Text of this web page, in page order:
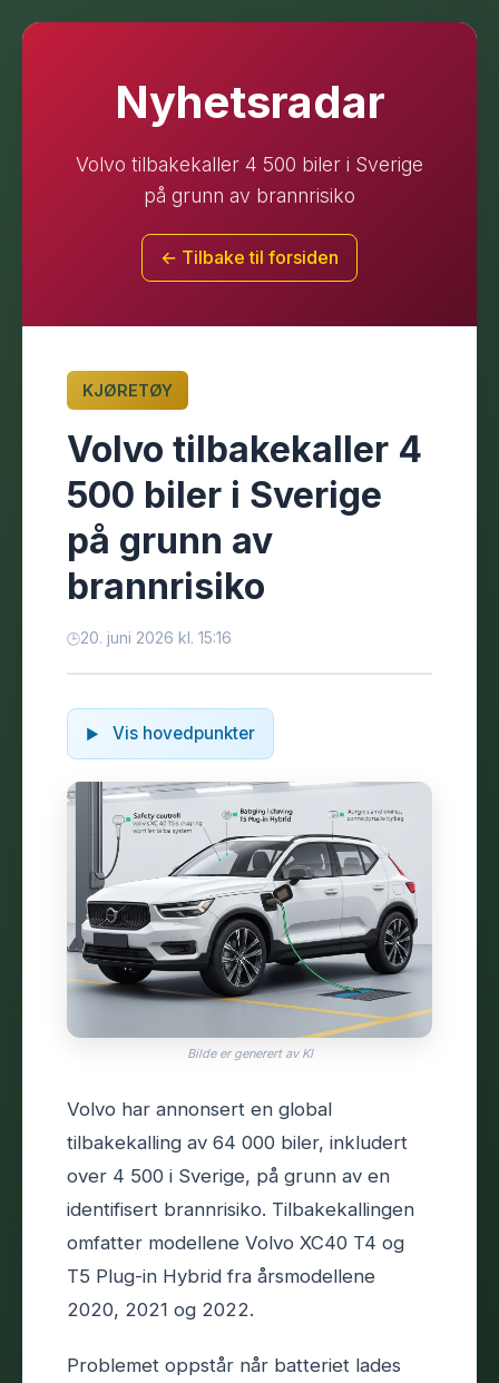
Nyhetsradar
Volvo tilbakekaller 4 500 biler i Sverige
på grunn av brannrisiko
← Tilbake til forsiden
KJØRETØY
Volvo tilbakekaller 4
500 biler i Sverige
på grunn av
brannrisiko
20. juni 2026 kl. 15:16
Vis hovedpunkter
Bilde er generert av KI
Volvo har annonsert en global
tilbakekalling av 64 000 biler, inkludert
over 4 500 i Sverige, på grunn av en
identifisert brannrisiko. Tilbakekallingen
omfatter modellene Volvo XC40 T4 og
T5 Plug-in Hybrid fra årsmodellene
2020, 2021 og 2022.
Problemet oppstår når batteriet lades